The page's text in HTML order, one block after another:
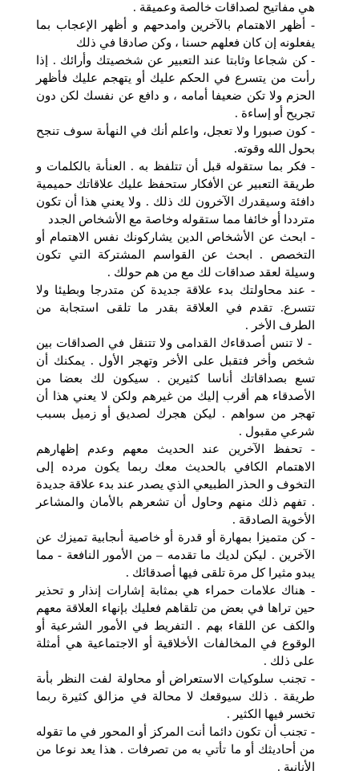
هي مفاتيح لصداقات خالصة وعميقة .
- أظهر الاهتمام بالآخرين وامدحهم و أظهر الإعجاب بما
يفعلونه إن كان فعلهم حسنا ، وكن صادقا في ذلك
- كن شجاعا وثابتا عند التعبير عن شخصيتك وأرائك . إذا
رأىت من يتسرع في الحكم عليك أو يتهجم عليك فأظهر
الحزم ولا تكن ضعيفا أمامه ، و دافع عن نفسك لكن دون
تجريح أو إساءة .
- كون صبورا ولا تعجل، واعلم أنك في النهأىة سوف تنجح
بحول الله وقوته.
- فكر بما ستقوله قبل أن تتلفظ به . العنأىة بالكلمات و
طريقة التعبير عن الأفكار ستحفظ عليك علاقاتك حميمية
دافئة وسيقدرك الآخرون لك ذلك . ولا يعني هذا أن تكون
مترددا أو خائفا مما ستقوله وخاصة مع الأشخاص الجدد
- ابحث عن الأشخاص الدين يشاركونك نفس الاهتمام أو
التخصص . ابحث عن القواسم المشتركة التي تكون
وسيلة لعقد صداقات لك مع من هم حولك .
- عند محاولتك بدء علاقة جديدة كن متدرجا وبطيئا ولا
تتسرع. تقدم في العلاقة بقدر ما تلقى استجابة من
الطرف الأخر .
- لا تنس أصدقاءك القدامى ولا تتنقل في الصداقات بين
شخص وأخر فتقبل على الأخر وتهجر الأول . يمكنك أن
تسع بصداقاتك أناسا كثيرين . سيكون لك بعضا من
الأصدقاء هم أقرب إليك من غيرهم ولكن لا يعني هذا أن
تهجر من سواهم . ليكن هجرك لصديق أو زميل بسبب
شرعي مقبول .
- تحفظ الآخرين عند الحديث معهم وعدم إظهارهم
الاهتمام الكافي بالحديث معك ربما يكون مرده إلى
التخوف و الحذر الطبيعي الذي يصدر عند بدء علاقة جديدة
. تفهم ذلك منهم وحاول أن تشعرهم بالأمان والمشاعر
الأخوية الصادقة .
- كن متميزا بمهارة أو قدرة أو خاصية أىجابية تميزك عن
الآخرين . ليكن لديك ما تقدمه – من الأمور النافعة - مما
يبدو مثيرا كل مرة تلقى فيها أصدقائك .
- هناك علامات حمراء هي بمثابة إشارات إنذار و تحذير
حين تراها في بعض من تلقاهم فعليك بإنهاء العلاقة معهم
والكف عن اللقاء بهم . التفريط في الأمور الشرعية أو
الوقوع في المخالفات الأخلاقية أو الاجتماعية هي أمثلة
على ذلك .
- تجنب سلوكيات الاستعراض أو محاولة لفت النظر بأىة
طريقة . ذلك سيوقعك لا محالة في مزالق كثيرة ربما
تخسر فيها الكثير .
- تجنب أن تكون دائما أنت المركز أو المحور في ما تقوله
من أحاديثك أو ما تأتي به من تصرفات . هذا يعد نوعا من
الأنانية .